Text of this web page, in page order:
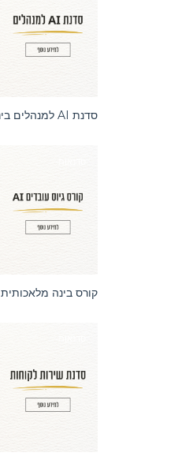
סדנת AI למנהלים בינה מלאכותית
קורס בינה מלאכותית AI למנהלי HR וגיוס